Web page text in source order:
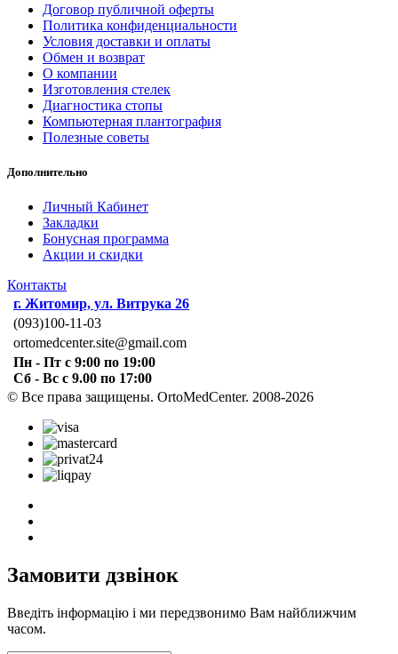
Договор публичной оферты
Политика конфиденциальности
Условия доставки и оплаты
Обмен и возврат
О компании
Изготовления стелек
Диагностика стопы
Компьютерная плантография
Полезные советы
Дополнительно
Личный Кабинет
Закладки
Бонусная программа
Акции и скидки
Контакты
г. Житомир, ул. Витрука 26
(093)100-11-03
ortomedcenter.site@gmail.com
Пн - Пт с 9:00 по 19:00
Сб - Вс с 9.00 по 17:00
© Все права защищены. OrtoMedCenter. 2008-2026
Замовити дзвінок
Введіть інформацію і ми передзвонимо Вам найближчим
часом.